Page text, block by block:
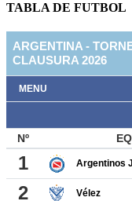
TABLA DE FUTBOL